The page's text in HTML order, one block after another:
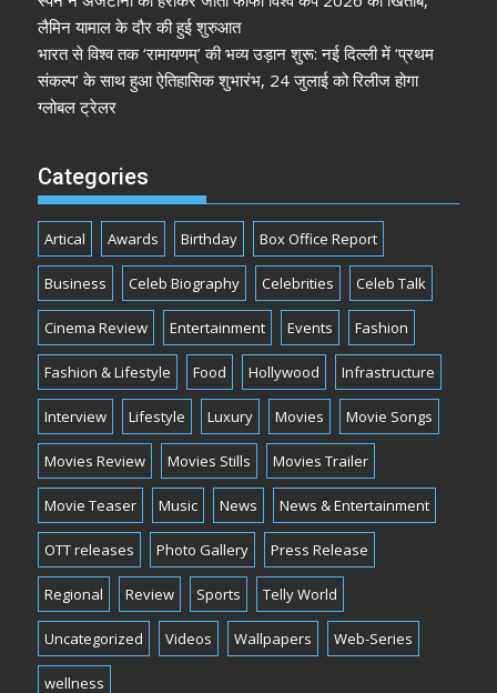
लैमिन यामाल के दौर की हुई शुरुआत
भारत से विश्व तक ‘रामायणम्’ की भव्य उड़ान शुरू: नई दिल्ली में ‘प्रथम
संकल्प’ के साथ हुआ ऐतिहासिक शुभारंभ, 24 जुलाई को रिलीज होगा
ग्लोबल ट्रेलर
Categories
Artical Awards Birthday Box Office Report
Business Celeb Biography Celebrities Celeb Talk
Cinema Review Entertainment Events Fashion
Fashion & Lifestyle Food Hollywood Infrastructure
Interview Lifestyle Luxury Movies Movie Songs
Movies Review Movies Stills Movies Trailer
Movie Teaser Music News News & Entertainment
OTT releases Photo Gallery Press Release
Regional Review Sports Telly World
Uncategorized Videos Wallpapers Web-Series
wellness